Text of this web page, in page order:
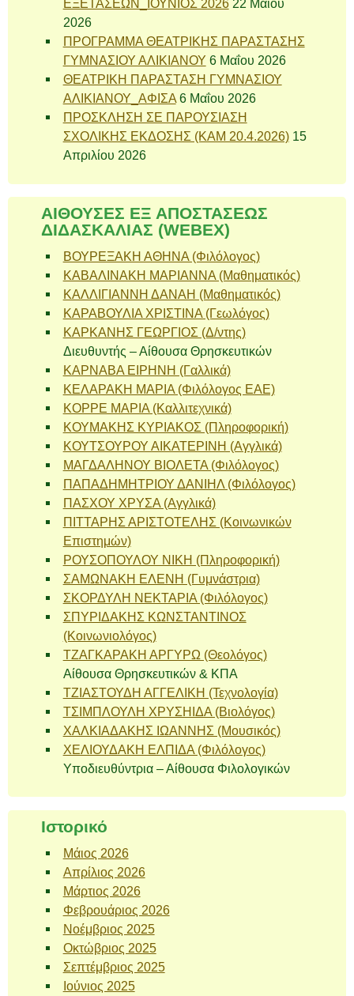
ΕΞΕΤΑΣΕΩΝ_ΙΟΥΝΙΟΣ 2026 22 Μαΐου
2026
ΠΡΟΓΡΑΜΜΑ ΘΕΑΤΡΙΚΗΣ ΠΑΡΑΣΤΑΣΗΣ
ΓΥΜΝΑΣΙΟΥ ΑΛΙΚΙΑΝΟΥ 6 Μαΐου 2026
ΘΕΑΤΡΙΚΗ ΠΑΡΑΣΤΑΣΗ ΓΥΜΝΑΣΙΟΥ
ΑΛΙΚΙΑΝΟΥ_ΑΦΙΣΑ 6 Μαΐου 2026
ΠΡΟΣΚΛΗΣΗ ΣΕ ΠΑΡΟΥΣΙΑΣΗ
ΣΧΟΛΙΚΗΣ ΕΚΔΟΣΗΣ (ΚΑΜ 20.4.2026) 15
Απριλίου 2026
ΑΙΘΟΥΣΕΣ ΕΞ ΑΠΟΣΤΑΣΕΩΣ
ΔΙΔΑΣΚΑΛΙΑΣ (WEBEX)
ΒΟΥΡΕΞΑΚΗ ΑΘΗΝΑ (Φιλόλογος)
ΚΑΒΑΛΙΝΑΚΗ ΜΑΡΙΑΝΝΑ (Μαθηματικός)
ΚΑΛΛΙΓΙΑΝΝΗ ΔΑΝΑΗ (Μαθηματικός)
ΚΑΡΑΒΟΥΛΙΑ ΧΡΙΣΤΙΝΑ (Γεωλόγος)
ΚΑΡΚΑΝΗΣ ΓΕΩΡΓΙΟΣ (Δ/ντης)
Διευθυντής – Αίθουσα Θρησκευτικών
ΚΑΡΝΑΒΑ ΕΙΡΗΝΗ (Γαλλικά)
ΚΕΛΑΡΑΚΗ ΜΑΡΙΑ (Φιλόλογος ΕΑΕ)
ΚΟΡΡΕ ΜΑΡΙΑ (Καλλιτεχνικά)
ΚΟΥΜΑΚΗΣ ΚΥΡΙΑΚΟΣ (Πληροφορική)
ΚΟΥΤΣΟΥΡΟΥ ΑΙΚΑΤΕΡΙΝΗ (Αγγλικά)
ΜΑΓΔΑΛΗΝΟΥ ΒΙΟΛΕΤΑ (Φιλόλογος)
ΠΑΠΑΔΗΜΗΤΡΙΟΥ ΔΑΝΙΗΛ (Φιλόλογος)
ΠΑΣΧΟΥ ΧΡΥΣΑ (Αγγλικά)
ΠΙΤΤΑΡΗΣ ΑΡΙΣΤΟΤΕΛΗΣ (Κοινωνικών
Επιστημών)
ΡΟΥΣΟΠΟΥΛΟΥ ΝΙΚΗ (Πληροφορική)
ΣΑΜΩΝΑΚΗ ΕΛΕΝΗ (Γυμνάστρια)
ΣΚΟΡΔΥΛΗ ΝΕΚΤΑΡΙΑ (Φιλόλογος)
ΣΠΥΡΙΔΑΚΗΣ ΚΩΝΣΤΑΝΤΙΝΟΣ
(Κοινωνιολόγος)
ΤΖΑΓΚΑΡΑΚΗ ΑΡΓΥΡΩ (Θεολόγος)
Αίθουσα Θρησκευτικών & ΚΠΑ
ΤΖΙΑΣΤΟΥΔΗ ΑΓΓΕΛΙΚΗ (Τεχνολογία)
ΤΣΙΜΠΛΟΥΛΗ ΧΡΥΣΗΙΔΑ (Βιολόγος)
ΧΑΛΚΙΑΔΑΚΗΣ ΙΩΑΝΝΗΣ (Μουσικός)
ΧΕΛΙΟΥΔΑΚΗ ΕΛΠΙΔΑ (Φιλόλογος)
Υποδιευθύντρια – Αίθουσα Φιλολογικών
Ιστορικό
Μάιος 2026
Απρίλιος 2026
Μάρτιος 2026
Φεβρουάριος 2026
Νοέμβριος 2025
Οκτώβριος 2025
Σεπτέμβριος 2025
Ιούνιος 2025